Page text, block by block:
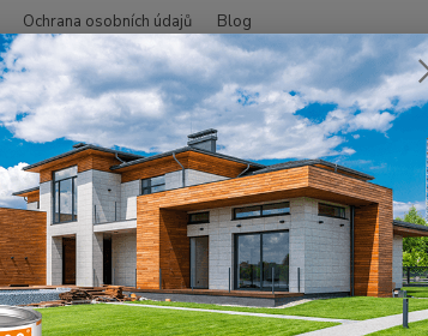
Ochrana osobních údajů Blog
Hledat +420 377
Na dřevo uvnitř Podlahy Tvrdý voskový olej
olej, hedvábný